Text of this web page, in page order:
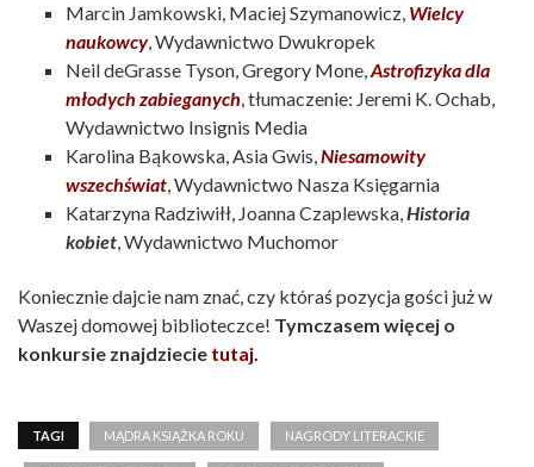
Marcin Jamkowski, Maciej Szymanowicz, Wielcy
naukowcy, Wydawnictwo Dwukropek
Neil deGrasse Tyson, Gregory Mone,Astrofizyka dla
młodych zabieganych, tłumaczenie: Jeremi K. Ochab,
Wydawnictwo Insignis Media
Karolina Bąkowska, Asia Gwis,Niesamowity
wszechświat, Wydawnictwo Nasza Księgarnia
Katarzyna Radziwiłł, Joanna Czaplewska,Historia
kobiet, Wydawnictwo Muchomor
Koniecznie dajcie nam znać, czy któraś pozycja gości już w
Waszej domowej biblioteczce! Tymczasem więcej o
konkursie znajdziecie tutaj.
TAGI MĄDRA KSIĄŻKA ROKU NAGRODY LITERACKIE